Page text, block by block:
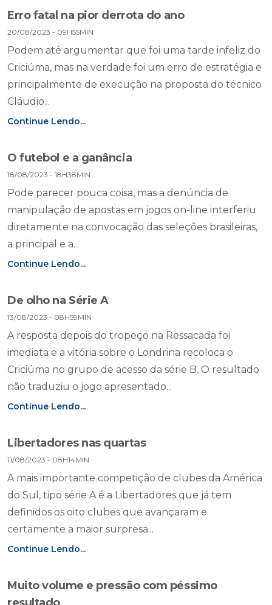
Erro fatal na pior derrota do ano
20/08/2023 - 09H55MIN
Podem até argumentar que foi uma tarde infeliz do
Criciúma, mas na verdade foi um erro de estratégia e
principalmente de execução na proposta do técnico
Cláudio...
Continue Lendo...
O futebol e a ganância
18/08/2023 - 18H38MIN
Pode parecer pouca coisa, mas a denúncia de
manipulação de apostas em jogos on-line interferiu
diretamente na convocação das seleções brasileiras,
a principal e a...
Continue Lendo...
De olho na Série A
13/08/2023 - 08H59MIN
A resposta depois do tropeço na Ressacada foi
imediata e a vitória sobre o Londrina recoloca o
Criciúma no grupo de acesso da série B. O resultado
não traduziu o jogo apresentado...
Continue Lendo...
Libertadores nas quartas
11/08/2023 - 08H14MIN
A mais importante competição de clubes da América
do Sul, tipo série A é a Libertadores que já tem
definidos os oito clubes que avançaram e
certamente a maior surpresa...
Continue Lendo...
Muito volume e pressão com péssimo